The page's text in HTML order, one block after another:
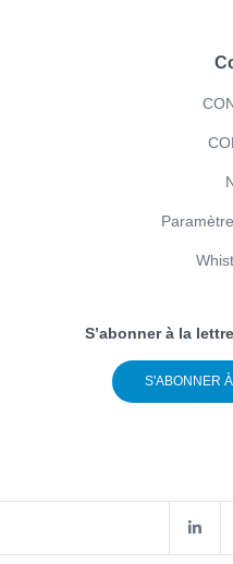
S’abonner à la
S'ABONNER